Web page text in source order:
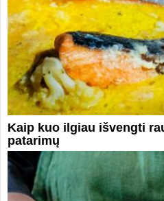
Kaip kuo ilgiau išvengti
patarimų